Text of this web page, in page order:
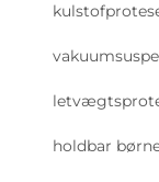
holdbar